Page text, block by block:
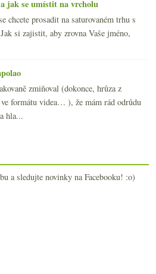
jak se umístit na vrcholu
chcete prosadit na saturovaném trhu s
si zajistit, aby zrovna Vaše jméno,
zmiňoval (dokonce, hrůza z
ve formátu videa… ), že mám rád odrůdu
hla...
a sledujte novinky na Facebooku! :o)